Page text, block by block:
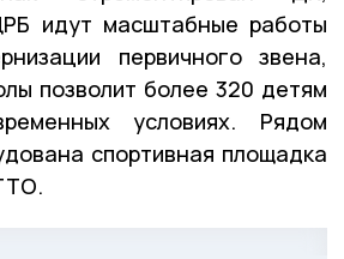
идут масштабные работы
первичного звена,
позволит более 320 детям
условиях. Рядом
спортивная площадка